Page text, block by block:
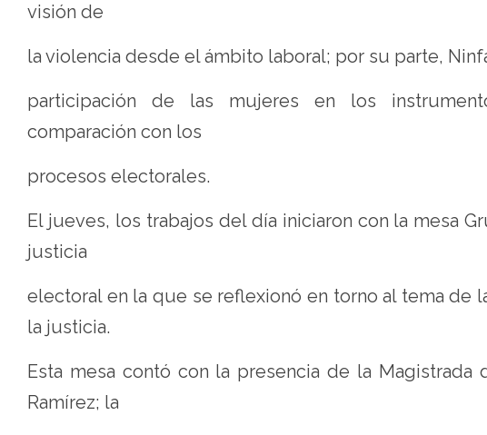
visión de
la violencia desde el ámbito laboral; por su parte,
participación de las mujeres en los
comparación con los
procesos electorales.
El jueves, los trabajos del día iniciaron con la mesa
justicia
electoral en la que se reflexionó en torno al tema de
la justicia.
Esta mesa contó con la presencia de la Magistrada
Ramírez; la